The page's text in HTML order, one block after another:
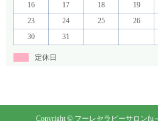
16
17 18 19
23
24 25 26
30
31
定休日
Copyright © フーレセラピーサロンfu